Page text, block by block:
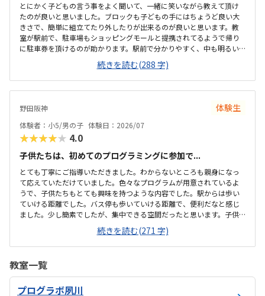
とにかく子どもの言う事をよく聞いて、一緒に笑いながら教えて頂け
たのが良いと思いました。ブロックも子どもの手にはちょうど良い大
きさで、簡単に組立てたり外したりが出来るのが良いと思います。教
室が駅前で、駐車場もショッピングモールと提携されてるようで帰り
に駐車券を頂けるのが助かります。駅前で分かりやすく、中も明るい
雰囲気で、初めてでも緊張すること無くとけ込めたので良いと思いま
した。他の教室も比較しましたが、大体同じような金額設定かな？と
思います。初期投資がかからないのが魅力です。とにかく何でも興味
津々の子なのですごが、どんどん触らせて頂けて子どもも満足出来た
続きを読む(288 字)
野田阪神 体験生
体験者：小5/男の子 体験日：2026/07
★★★★★ 4.0
子供たちは、初めてのプログラミングに参加で...
とても丁寧にご指導いただきました。わからないところも親身になっ
て応えていただけていました。色々なプログラムが用意されているよ
うで、子供たちもとても興味を持つような内容でした。駅からは歩い
ていける距離でした。バス停も歩いていける距離で、便利だなと感じ
ました。少し簡素でしたが、集中できる空間だったと思います。子供
たちが主体的に学べる空間があったと思います月々の費用は少し高い
かな感じました。単発で参加できるシステムがあればもっと良いと思
いました初めて体験することもあり、楽しい様子でした。また参加し
続きを読む(271 字)
教室一覧
プログラボ夙川